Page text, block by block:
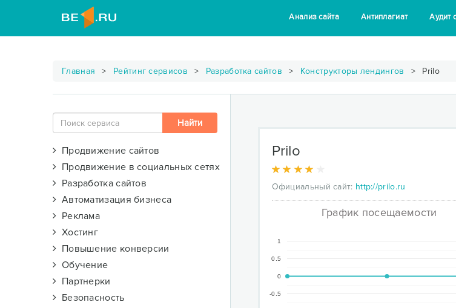
Анализ сайта Антиплагиат Аудит
Главная Рейтинг сервисов Разработка сайтов Конструкторы лендингов Prilo
Продвижение сайтов
Продвижение в социальных сетях
Разработка сайтов
Автоматизация бизнеса
Реклама
Хостинг
Повышение конверсии
Обучение
Партнерки
Безопасность
Prilo
Официальный сайт: http://prilo.ru
График посещаемости
-0.5
0
0.5
1